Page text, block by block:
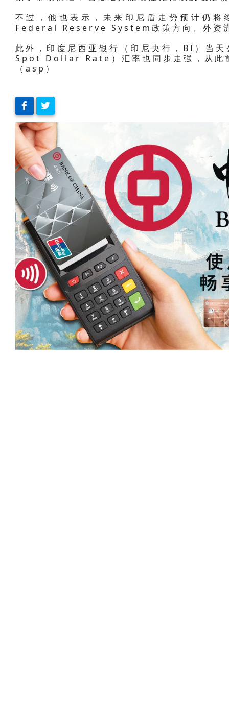
不过，他也表示，未来印尼盾走势预计仍
Federal Reserve System政策方向、外资
此外，印度尼西亚银行（印尼央行，BI）
Spot Dollar Rate）汇率也同步走强，从此
（asp）